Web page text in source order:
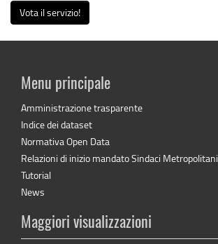
Vota il servizio!
Menu principale
Amministrazione trasparente
Indice dei dataset
Normativa Open Data
Relazioni di inizio mandato Sindaci Metropolitani
Tutorial
News
Maggiori visualizzazioni